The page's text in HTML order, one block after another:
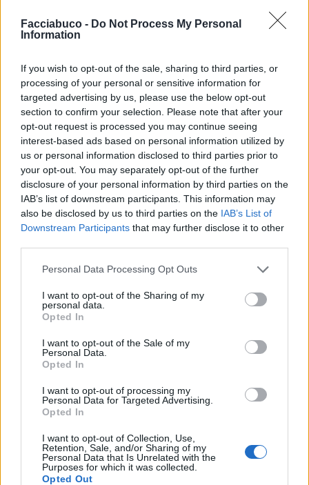
Facciabuco - Do Not Process My Personal
Information
If you wish to opt-out of the sale, sharing to third parties, or
processing of your personal or sensitive information for
targeted advertising by us, please use the below opt-out
section to confirm your selection. Please note that after your
opt-out request is processed you may continue seeing
interest-based ads based on personal information utilized by
us or personal information disclosed to third parties prior to
your opt-out. You may separately opt-out of the further
disclosure of your personal information by third parties on the
IAB’s list of downstream participants. This information may
also be disclosed by us to third parties on the IAB’s List of
Downstream Participants that may further disclose it to other
Personal Data Processing Opt Outs
I want to opt-out of the Sharing of my
personal data.
Opted In
I want to opt-out of the Sale of my
Personal Data.
Opted In
I want to opt-out of processing my
Personal Data for Targeted Advertising.
Opted In
I want to opt-out of Collection, Use,
Retention, Sale, and/or Sharing of my
Personal Data that Is Unrelated with the
Purposes for which it was collected.
Opted Out
Fabio
Ex Facciabuchino
Utenza cancellata
Messaggi: 309
24 Ottobre, 17:20
AjejeBrazorf
Facciabuchino
Attivo da: Settembre 2016
Messaggi: 2
Si può modificare o è cosa riservata a chi
ancora non ha postato?
Ex Facciabuchino
Utenza cancellata
Messaggi: 309
Citazione